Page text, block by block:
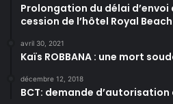
Prolongation du délai
cession de l’hôtel Royal Beach
avril 30, 2021
Kaïs ROBBANA : une mort
décembre 12, 2018
BCT: demande d’autorisation